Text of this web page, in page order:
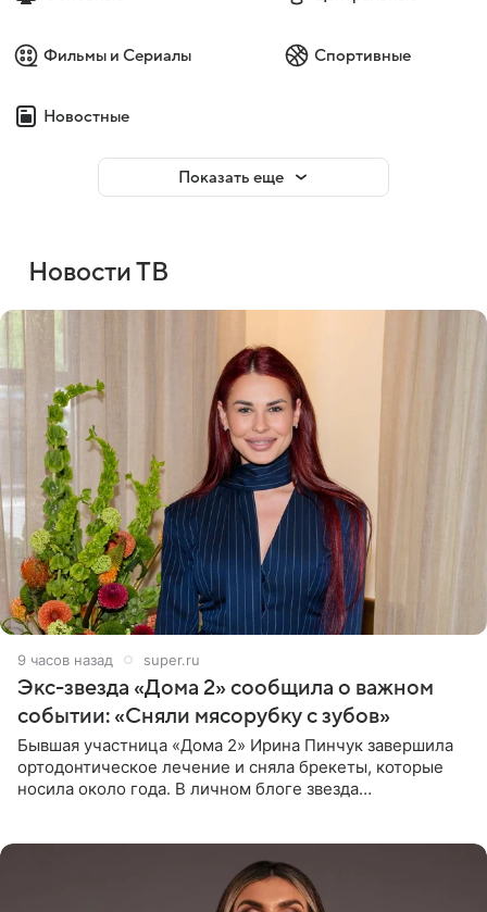
Фильмы и Сериалы Спортивные
Новостные
Показать еще
Новости ТВ
9 часов назад super.ru
Экс-звезда «Дома 2» сообщила о важном
событии: «Сняли мясорубку с зубов»
Бывшая участница «Дома 2» Ирина Пинчук завершила
ортодонтическое лечение и сняла брекеты, которые
носила около года. В личном блоге звезда